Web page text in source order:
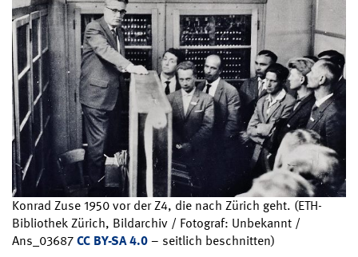
Konrad Zuse 1950 vor der Z4, die nach Zürich geht. (ETH-
Bibliothek Zürich, Bildarchiv / Fotograf: Unbekannt /
Ans_03687CC BY-SA 4.0– seitlich beschnitten)